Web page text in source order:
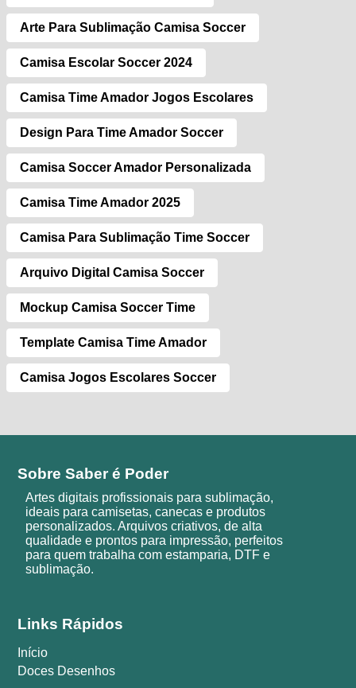
Arte Para Sublimação Camisa Soccer
Camisa Escolar Soccer 2024
Camisa Time Amador Jogos Escolares
Design Para Time Amador Soccer
Camisa Soccer Amador Personalizada
Camisa Time Amador 2025
Camisa Para Sublimação Time Soccer
Arquivo Digital Camisa Soccer
Mockup Camisa Soccer Time
Template Camisa Time Amador
Camisa Jogos Escolares Soccer
Sobre Saber é Poder
Artes digitais profissionais para sublimação,
ideais para camisetas, canecas e produtos
personalizados. Arquivos criativos, de alta
qualidade e prontos para impressão, perfeitos
para quem trabalha com estamparia, DTF e
sublimação.
Links Rápidos
Início
Doces Desenhos